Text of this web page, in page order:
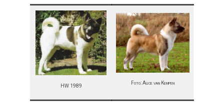
HW 1989
Foto: Alice van Kempen